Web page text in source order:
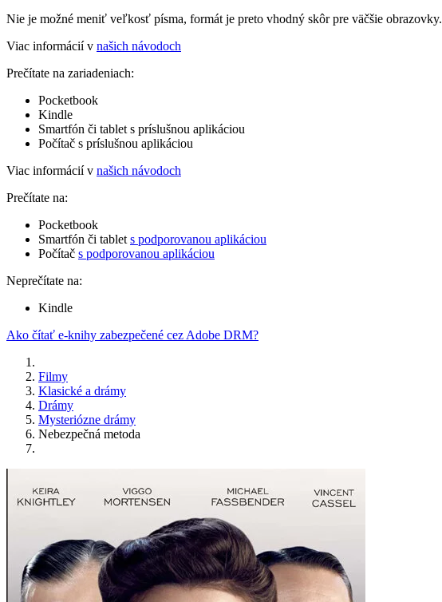
Nie je možné meniť veľkosť písma, formát je preto vhodný skôr pre väčšie obrazovky.
Viac informácií v našich návodoch
Prečítate na zariadeniach:
Pocketbook
Kindle
Smartfón či tablet s príslušnou aplikáciou
Počítač s príslušnou aplikáciou
Viac informácií v našich návodoch
Prečítate na:
Pocketbook
Smartfón či tablet s podporovanou aplikáciou
Počítač s podporovanou aplikáciou
Neprečítate na:
Kindle
Ako čítať e-knihy zabezpečené cez Adobe DRM?
Filmy
Klasické a drámy
Drámy
Mysteriózne drámy
Nebezpečná metoda